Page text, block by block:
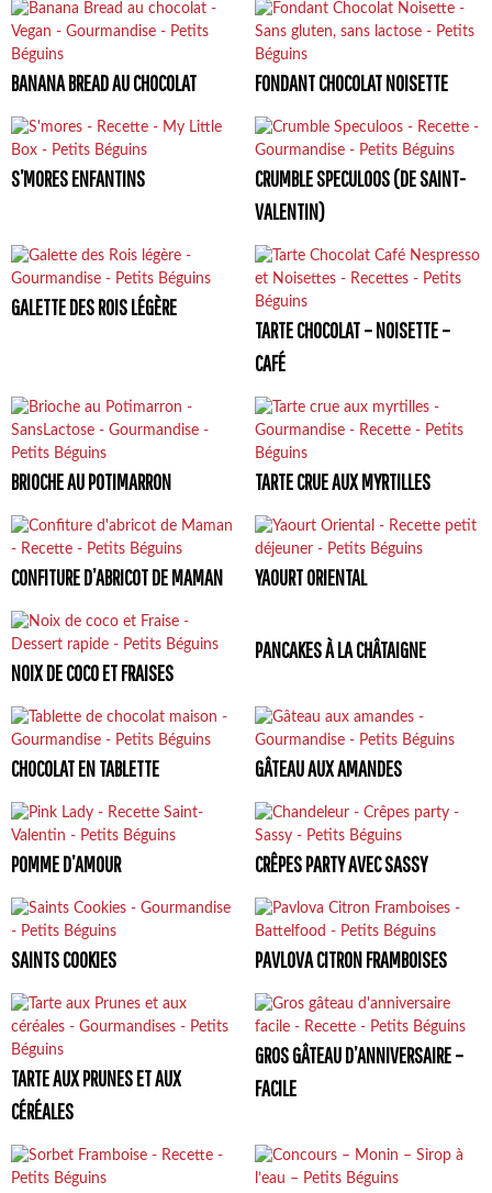
BANANA BREAD AU CHOCOLAT FONDANT CHOCOLAT NOISETTE
S’MORES ENFANTINS
CRUMBLE SPECULOOS (DE SAINT-
VALENTIN)
GALETTE DES ROIS LÉGÈRE
TARTE CHOCOLAT – NOISETTE –
CAFÉ
BRIOCHE AU POTIMARRON TARTE CRUE AUX MYRTILLES
CONFITURE D’ABRICOT DE MAMAN YAOURT ORIENTAL
NOIX DE COCO ET FRAISES
PANCAKES À LA CHÂTAIGNE
CHOCOLAT EN TABLETTE GÂTEAU AUX AMANDES
POMME D’AMOUR CRÊPES PARTY AVEC SASSY
SAINTS COOKIES PAVLOVA CITRON FRAMBOISES
TARTE AUX PRUNES ET AUX
CÉRÉALES
GROS GÂTEAU D’ANNIVERSAIRE –
FACILE